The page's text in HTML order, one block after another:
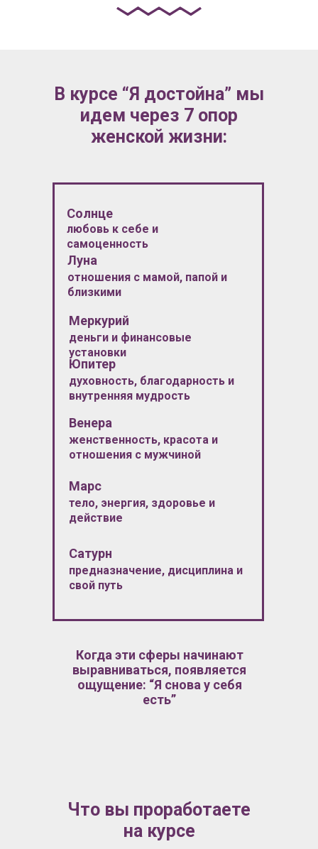
деньги и финансовые
установки
духовность, благодарность и
внутренняя мудрость
женственность, красота и
отношения с мужчиной
Меркурий
Юпитер
Венера
предназначение, дисциплина и
свой путь
Сатурн
В курсе “Я достойна” мы
идем через 7 опор
женской жизни:
любовь к себе и
самоценность
отношения с мамой, папой и
близкими
тело, энергия, здоровье и
действие
Солнце
Луна
Марс
Когда эти сферы начинают
выравниваться, появляется
ощущение: “Я снова у себя
есть”
Что вы проработаете
на курсе